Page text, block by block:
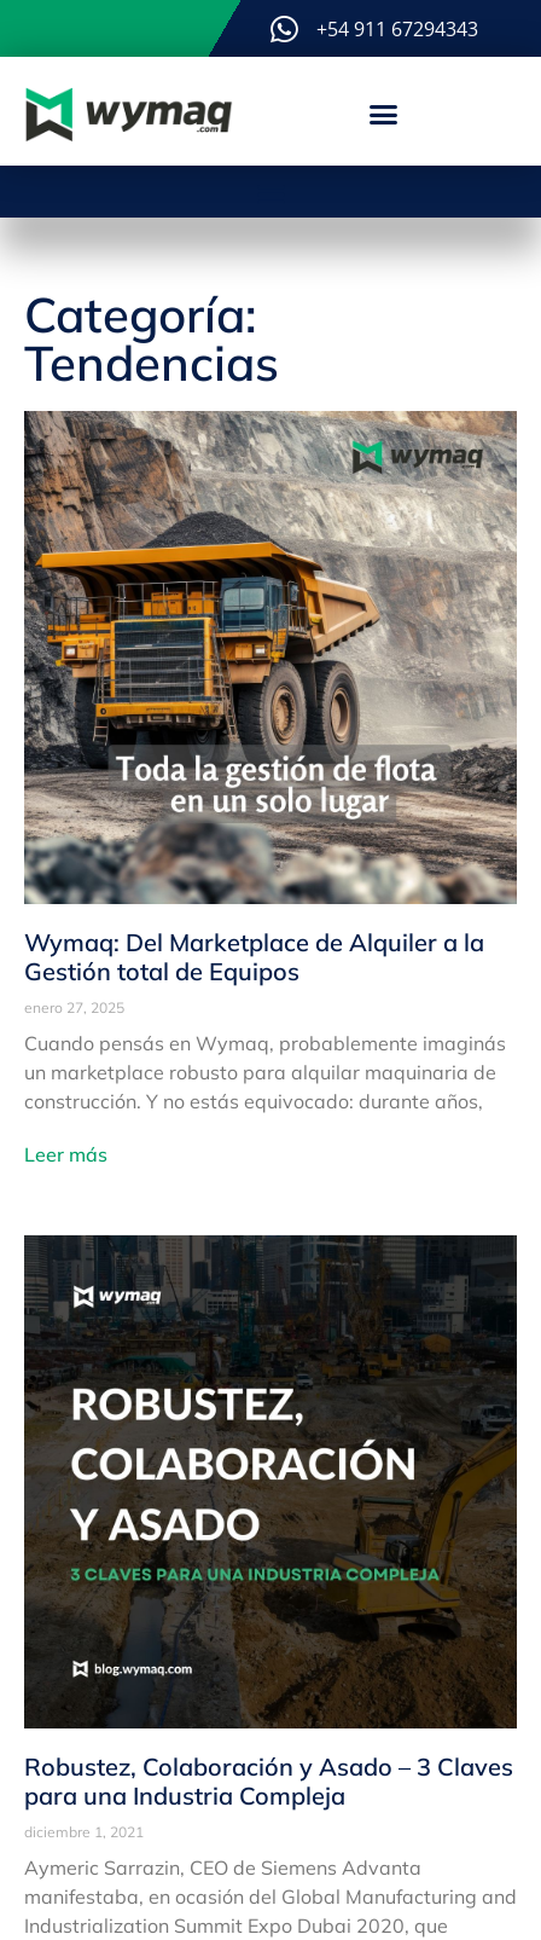
+54 911 67294343
Categoría:
Tendencias
Wymaq: Del Marketplace de Alquiler a la
Gestión total de Equipos
enero 27, 2025
Cuando pensás en Wymaq, probablemente imaginás
un marketplace robusto para alquilar maquinaria de
construcción. Y no estás equivocado: durante años,
Leer más
Robustez, Colaboración y Asado – 3 Claves
para una Industria Compleja
diciembre 1, 2021
Aymeric Sarrazin, CEO de Siemens Advanta
manifestaba, en ocasión del Global Manufacturing and
Industrialization Summit Expo Dubai 2020, que